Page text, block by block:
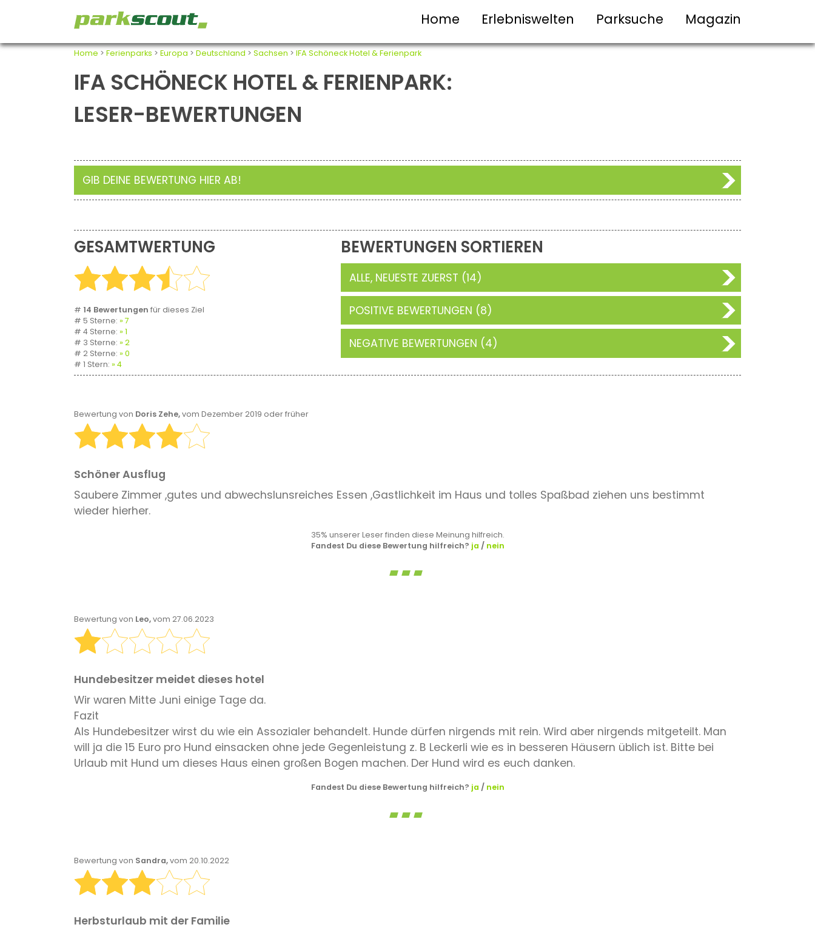
Home Erlebniswelten Parksuche Magazin
Home > Ferienparks > Europa > Deutschland > Sachsen > IFA Schöneck Hotel & Ferienpark
IFA SCHÖNECK HOTEL & FERIENPARK:
LESER-BEWERTUNGEN
GIB DEINE BEWERTUNG HIER AB!
GESAMTWERTUNG
# 14 Bewertungen für dieses Ziel
# 5 Sterne:
7
# 4 Sterne:
1
# 3 Sterne:
2
# 2 Sterne:
0
# 1 Stern:
4
BEWERTUNGEN SORTIEREN
ALLE, NEUESTE ZUERST (14)
POSITIVE BEWERTUNGEN (8)
NEGATIVE BEWERTUNGEN (4)
Bewertung von Doris Zehe,vom Dezember 2019 oder früher
Schöner Ausflug
Saubere Zimmer ,gutes und abwechslunsreiches Essen ,Gastlichkeit im Haus und tolles Spaßbad ziehen uns bestimmt
wieder hierher.
35% unserer Leser finden diese Meinung hilfreich.
Fandest Du diese Bewertung hilfreich? ja / nein
Bewertung von Leo,vom 27.06.2023
Hundebesitzer meidet dieses hotel
Wir waren Mitte Juni einige Tage da.
Fazit
Als Hundebesitzer wirst du wie ein Assozialer behandelt. Hunde dürfen nirgends mit rein. Wird aber nirgends mitgeteilt. Man
will ja die 15 Euro pro Hund einsacken ohne jede Gegenleistung z. B Leckerli wie es in besseren Häusern üblich ist. Bitte bei
Urlaub mit Hund um dieses Haus einen großen Bogen machen. Der Hund wird es euch danken.
Fandest Du diese Bewertung hilfreich? ja / nein
Bewertung von Sandra,vom 20.10.2022
Herbsturlaub mit der Familie